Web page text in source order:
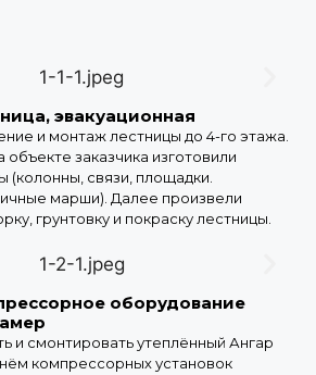
эвакуационная
и монтаж лестницы до 4-го этажа.
объекте заказчика изготовили
(колонны, связи, площадки.
марши). Далее произвели
грунтовку и покраску лестницы.
оборудование
и смонтировать утеплённый Ангар
компрессорных установок